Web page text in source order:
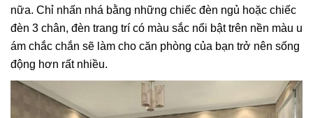
nữa. Chỉ nhấn nhá bằng những chiếc đèn ngủ hoặc chiếc
đèn 3 chân, đèn trang trí có màu sắc nổi bật trên nền màu u
ám chắc chắn sẽ làm cho căn phòng của bạn trở nên sống
động hơn rất nhiều.